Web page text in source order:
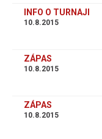
INFO O TURNAJI
10.8.2015
ZÁPAS
10.8.2015
ZÁPAS
10.8.2015